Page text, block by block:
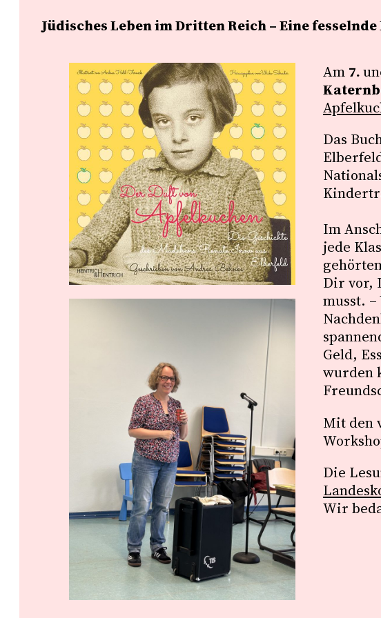
Jüdisches Leben im Dritten Reich – Eine
Am 7.
Das
Im
jede
Dir vor,
musst.
Geld,
wurden
Mit den
Die
Wir